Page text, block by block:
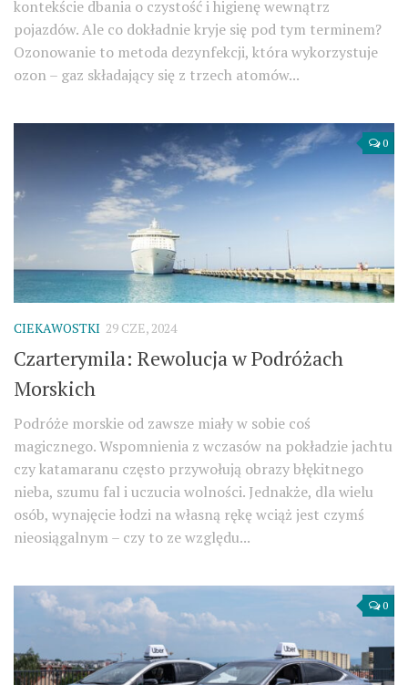
kontekście dbania o czystość i higienę wewnątrz
pojazdów. Ale co dokładnie kryje się pod tym terminem?
Ozonowanie to metoda dezynfekcji, która wykorzystuje
ozon – gaz składający się z trzech atomów...
0
CIEKAWOSTKI 29 CZE, 2024
Czarterymila: Rewolucja w Podróżach
Morskich
Podróże morskie od zawsze miały w sobie coś
magicznego. Wspomnienia z wczasów na pokładzie jachtu
czy katamaranu często przywołują obrazy błękitnego
nieba, szumu fal i uczucia wolności. Jednakże, dla wielu
osób, wynajęcie łodzi na własną rękę wciąż jest czymś
nieosiągalnym – czy to ze względu...
0